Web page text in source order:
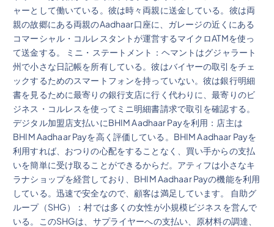
ャーとして働いている。彼は時々両親に送金している。彼は両
親の故郷にある両親のAadhaar口座に、ガレージの近くにある
コマーシャル・コルレスタントが運営するマイクロATMを使っ
て送金する。 ミニ・ステートメント：ヘマントはグジャラート
州で小さな日記帳を所有している。彼はバイヤーの取引をチェ
ックするためのスマートフォンを持っていない。彼は銀行明細
書を見るために最寄りの銀行支店に行く代わりに、最寄りのビ
ジネス・コルレスを使ってミニ明細書請求で取引を確認する。
デジタル加盟店支払いにBHIM Aadhaar Payを利用：店主は
BHIM Aadhaar Payを高く評価している。BHIM Aadhaar Payを
利用すれば、おつりの心配をすることなく、買い手からの支払
いを簡単に受け取ることができるからだ。アティフは小さなキ
ラナショップを経営しており、BHIM Aadhaar Payの機能を利用
している。迅速で安全なので、顧客は満足しています。 自助グ
ループ（SHG）：村では多くの女性が小規模ビジネスを営んで
いる。このSHGは、サプライヤーへの支払い、原材料の調達、